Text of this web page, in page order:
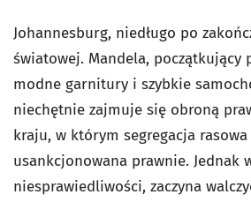
Johannesburg, niedługo po
światowej. Mandela, początkujący
modne garnitury i szybkie
niechętnie zajmuje się obroną
kraju, w którym segregacja
usankcjonowana prawnie. Jednak
niesprawiedliwości, zaczyna